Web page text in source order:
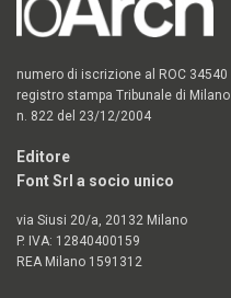
numero di iscrizione al ROC 34540
registro stampa Tribunale di Milano
n. 822 del 23/12/2004
Editore
Font Srl a socio unico
via Siusi 20/a, 20132 Milano
P. IVA: 12840400159
REA Milano 1591312